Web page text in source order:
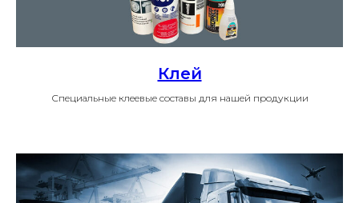
Клей
Специальные клеевые составы для нашей продукции